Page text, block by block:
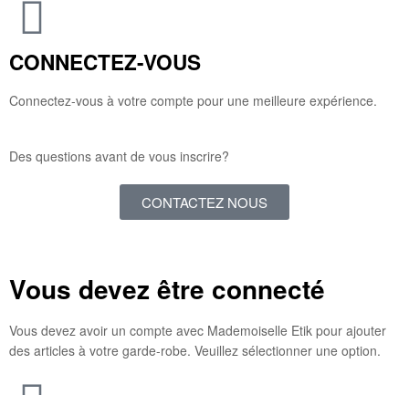
CONNECTEZ-VOUS
Connectez-vous à votre compte pour une meilleure expérience.
Des questions avant de vous inscrire?
CONTACTEZ NOUS
Vous devez être connecté
Vous devez avoir un compte avec Mademoiselle Etik pour ajouter
des articles à votre garde-robe. Veuillez sélectionner une option.